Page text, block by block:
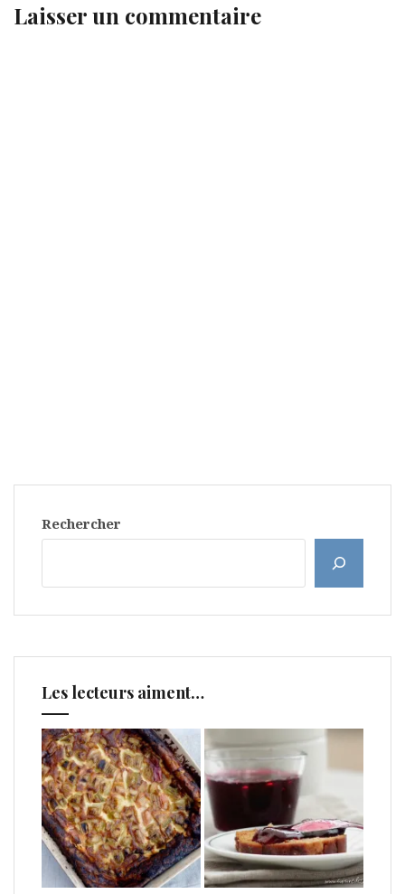
Laisser un commentaire
Rechercher
Les lecteurs aiment…